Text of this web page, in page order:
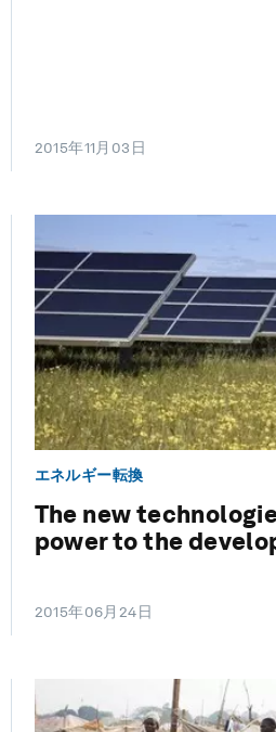
2015年11月03日
エネルギー転換
The new
power to the
2015年06月24日